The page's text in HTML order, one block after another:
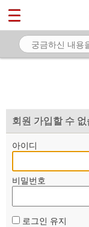
회원 가입할 수
아이디
비밀번호
로그인 유지
마이페이지
소개
자료
부설기관